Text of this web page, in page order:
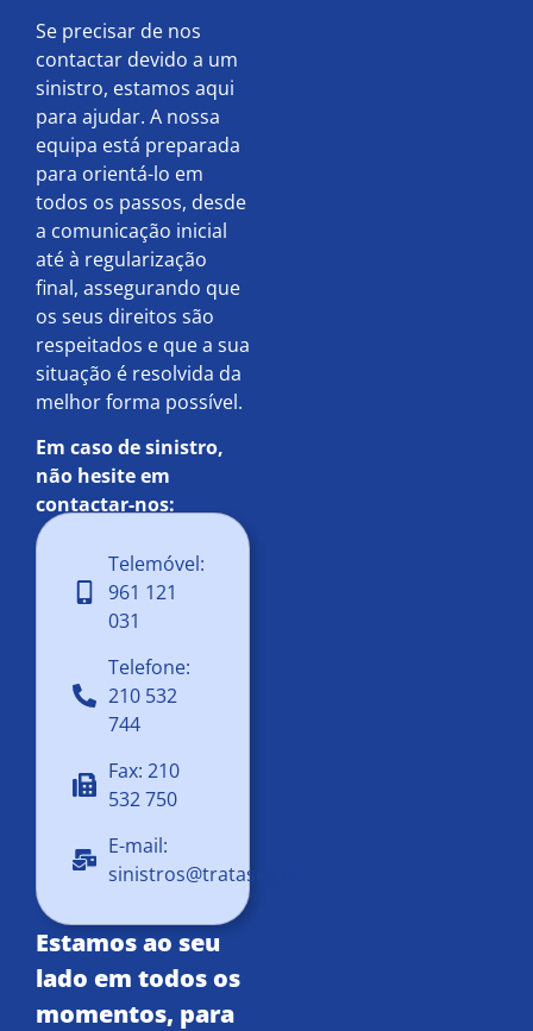
Se precisar de nos
contactar devido a um
sinistro, estamos aqui
para ajudar. A nossa
equipa está preparada
para orientá-lo em
todos os passos, desde
a comunicação inicial
até à regularização
final, assegurando que
os seus direitos são
respeitados e que a sua
situação é resolvida da
melhor forma possível.
Em caso de sinistro,
não hesite em
contactar-nos:
Telemóvel:
961 121
031
Telefone:
210 532
744
Fax: 210
532 750
E-mail:
sinistros@trataseg.pt
Estamos ao seu
lado em todos os
momentos, para